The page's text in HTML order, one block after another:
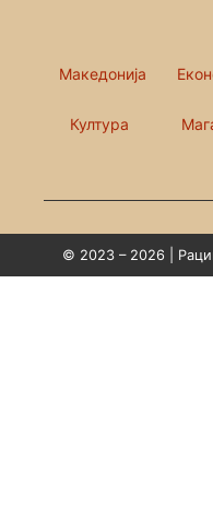
Македонија
Култура
© 2023 – 2026 |